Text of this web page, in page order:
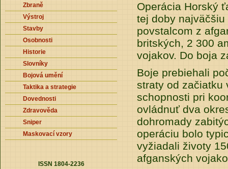
Zbraně
Výstroj
Stavby
Osobnosti
Historie
Slovníky
Bojová umění
Taktika a strategie
Dovednosti
Zdravověda
Sniper
Maskovací vzory
ISSN 1804-2236
Operácia Horský
tej doby
povstalcom z
britských, 2 300
vojakov. Do boja
Boje prebiehali
straty od začiatku
schopnosti pri
ovládnuť dva
dohromady
operáciu bolo
vyžiadali životy
afganských